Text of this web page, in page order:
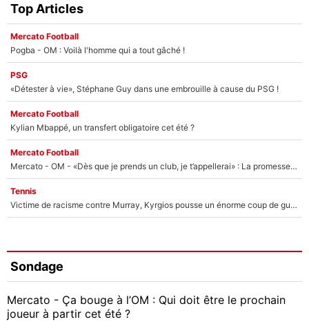
Top Articles
Mercato Football
Pogba - OM : Voilà l'homme qui a tout gâché !
PSG
«Détester à vie», Stéphane Guy dans une embrouille à cause du PSG !
Mercato Football
Kylian Mbappé, un transfert obligatoire cet été ?
Mercato Football
Mercato - OM - «Dès que je prends un club, je t’appellerai» : La promesse de Marcelino au moment de claquer la porte
Tennis
Victime de racisme contre Murray, Kyrgios pousse un énorme coup de gueule !
Sondage
Mercato - Ça bouge à l’OM : Qui doit être le prochain
joueur à partir cet été ?